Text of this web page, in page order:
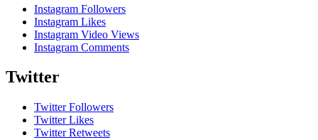
Instagram Followers
Instagram Likes
Instagram Video Views
Instagram Comments
Twitter
Twitter Followers
Twitter Likes
Twitter Retweets